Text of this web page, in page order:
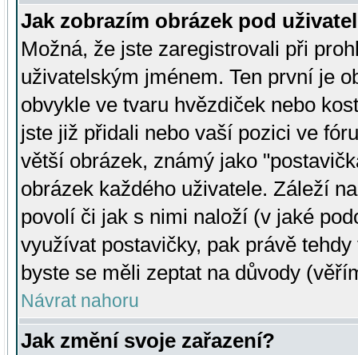
Jak zobrazím obrázek pod
Možná, že jste zaregistrovali při
uživatelským jménem. Ten první je
obvykle ve tvaru hvězdiček nebo
jste již přidali nebo vaší pozici ve
větší obrázek, známý jako
obrázek každého uživatele. Záleží
povolí či jak s nimi naloží (v jaké
využívat postavičky, pak právě
byste se měli zeptat na důvody
Návrat nahoru
Jak změní svoje zařazení?